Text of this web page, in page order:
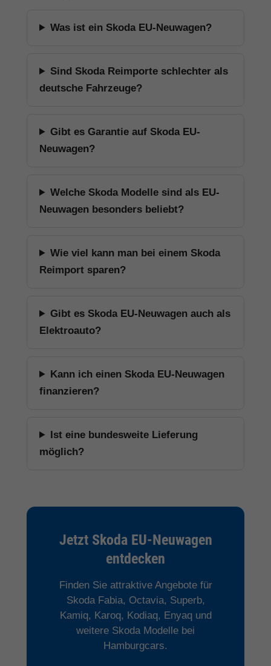
Was ist ein Skoda EU-Neuwagen?
Sind Skoda Reimporte schlechter als
deutsche Fahrzeuge?
Gibt es Garantie auf Skoda EU-
Neuwagen?
Welche Skoda Modelle sind als EU-
Neuwagen besonders beliebt?
Wie viel kann man bei einem Skoda
Reimport sparen?
Gibt es Skoda EU-Neuwagen auch als
Elektroauto?
Kann ich einen Skoda EU-Neuwagen
finanzieren?
Ist eine bundesweite Lieferung
möglich?
Jetzt Skoda EU-Neuwagen
entdecken
Finden Sie attraktive Angebote für
Skoda Fabia, Octavia, Superb,
Kamiq, Karoq, Kodiaq, Enyaq und
weitere Skoda Modelle bei
Hamburgcars.